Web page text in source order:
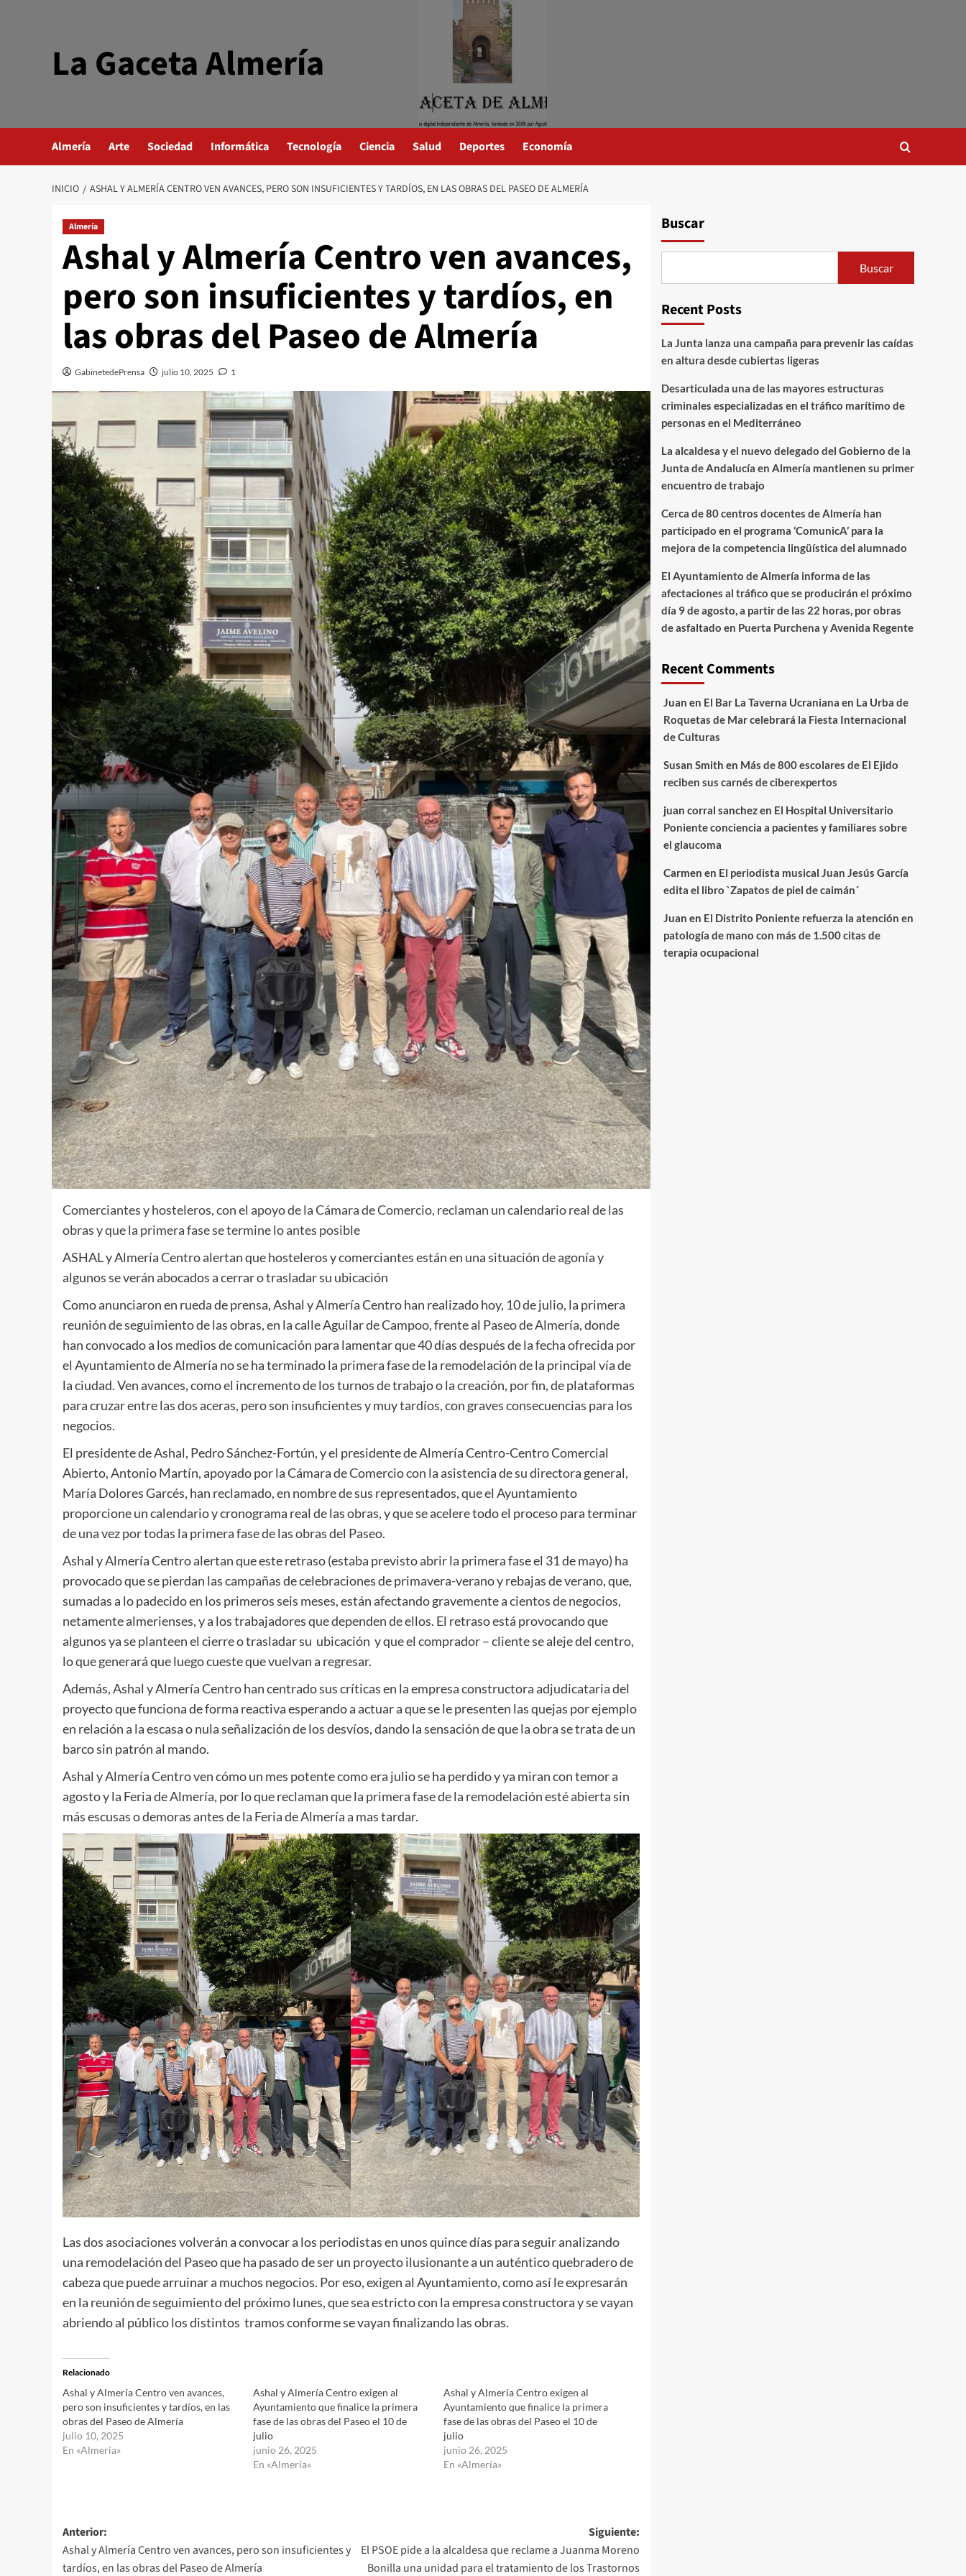
La Gaceta Almería
Almería Arte Sociedad Informática Tecnología Ciencia Salud Deportes Economía
INICIO ASHAL Y ALMERÍA CENTRO VEN AVANCES, PERO SON INSUFICIENTES Y TARDÍOS, EN LAS OBRAS DEL PASEO DE ALMERÍA
Almería
Ashal y Almería Centro ven avances,
pero son insuficientes y tardíos, en
las obras del Paseo de Almería
GabinetedePrensa julio 10, 2025 1
Comerciantes y hosteleros, con el apoyo de la Cámara de Comercio, reclaman un calendario real de las
obras y que la primera fase se termine lo antes posible
ASHAL y Almería Centro alertan que hosteleros y comerciantes están en una situación de agonía y
algunos se verán abocados a cerrar o trasladar su ubicación
Como anunciaron en rueda de prensa, Ashal y Almería Centro han realizado hoy, 10 de julio, la primera
reunión de seguimiento de las obras, en la calle Aguilar de Campoo, frente al Paseo de Almería, donde
han convocado a los medios de comunicación para lamentar que 40 días después de la fecha ofrecida por
el Ayuntamiento de Almería no se ha terminado la primera fase de la remodelación de la principal vía de
la ciudad. Ven avances, como el incremento de los turnos de trabajo o la creación, por fin, de plataformas
para cruzar entre las dos aceras, pero son insuficientes y muy tardíos, con graves consecuencias para los
negocios.
El presidente de Ashal, Pedro Sánchez-Fortún, y el presidente de Almería Centro-Centro Comercial
Abierto, Antonio Martín, apoyado por la Cámara de Comercio con la asistencia de su directora general,
María Dolores Garcés, han reclamado, en nombre de sus representados, que el Ayuntamiento
proporcione un calendario y cronograma real de las obras, y que se acelere todo el proceso para terminar
de una vez por todas la primera fase de las obras del Paseo.
Ashal y Almería Centro alertan que este retraso (estaba previsto abrir la primera fase el 31 de mayo) ha
provocado que se pierdan las campañas de celebraciones de primavera-verano y rebajas de verano, que,
sumadas a lo padecido en los primeros seis meses, están afectando gravemente a cientos de negocios,
netamente almerienses, y a los trabajadores que dependen de ellos. El retraso está provocando que
algunos ya se planteen el cierre o trasladar su ubicación y que el comprador – cliente se aleje del centro,
lo que generará que luego cueste que vuelvan a regresar.
Además, Ashal y Almería Centro han centrado sus críticas en la empresa constructora adjudicataria del
proyecto que funciona de forma reactiva esperando a actuar a que se le presenten las quejas por ejemplo
en relación a la escasa o nula señalización de los desvíos, dando la sensación de que la obra se trata de un
barco sin patrón al mando.
Ashal y Almería Centro ven cómo un mes potente como era julio se ha perdido y ya miran con temor a
agosto y la Feria de Almería, por lo que reclaman que la primera fase de la remodelación esté abierta sin
más escusas o demoras antes de la Feria de Almería a mas tardar.
Las dos asociaciones volverán a convocar a los periodistas en unos quince días para seguir analizando
una remodelación del Paseo que ha pasado de ser un proyecto ilusionante a un auténtico quebradero de
cabeza que puede arruinar a muchos negocios. Por eso, exigen al Ayuntamiento, como así le expresarán
en la reunión de seguimiento del próximo lunes, que sea estricto con la empresa constructora y se vayan
abriendo al público los distintos tramos conforme se vayan finalizando las obras.
Relacionado
Ashal y Almería Centro ven avances,
pero son insuficientes y tardíos, en las
obras del Paseo de Almería
julio 10, 2025
En «Almería»
Ashal y Almería Centro exigen al
Ayuntamiento que finalice la primera
fase de las obras del Paseo el 10 de
julio
junio 26, 2025
En «Almería»
Ashal y Almería Centro exigen al
Ayuntamiento que finalice la primera
fase de las obras del Paseo el 10 de
julio
junio 26, 2025
En «Almería»
Navegación
de
Anterior:
Ashal y Almería Centro ven avances, pero son insuficientes y
tardíos, en las obras del Paseo de Almería
Siguiente:
El PSOE pide a la alcaldesa que reclame a Juanma Moreno
Bonilla una unidad para el tratamiento de los Trastornos
Buscar
Buscar
Recent Posts
La Junta lanza una campaña para prevenir las caídas
en altura desde cubiertas ligeras
Desarticulada una de las mayores estructuras
criminales especializadas en el tráfico marítimo de
personas en el Mediterráneo
La alcaldesa y el nuevo delegado del Gobierno de la
Junta de Andalucía en Almería mantienen su primer
encuentro de trabajo
Cerca de 80 centros docentes de Almería han
participado en el programa ‘ComunicA’ para la
mejora de la competencia lingüística del alumnado
El Ayuntamiento de Almería informa de las
afectaciones al tráfico que se producirán el próximo
día 9 de agosto, a partir de las 22 horas, por obras
de asfaltado en Puerta Purchena y Avenida Regente
Recent Comments
Juan en El Bar La Taverna Ucraniana en La Urba de
Roquetas de Mar celebrará la Fiesta Internacional
de Culturas
Susan Smith en Más de 800 escolares de El Ejido
reciben sus carnés de ciberexpertos
juan corral sanchezen El Hospital Universitario
Poniente conciencia a pacientes y familiares sobre
el glaucoma
Carmen en El periodista musical Juan Jesús García
edita el libro `Zapatos de piel de caimán´
Juan en El Distrito Poniente refuerza la atención en
patología de mano con más de 1.500 citas de
terapia ocupacional